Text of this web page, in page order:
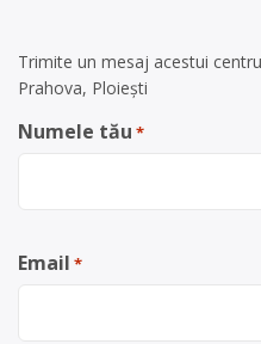
Trimite un mesaj acestui
Prahova, Ploiești
Numele tău *
Email *